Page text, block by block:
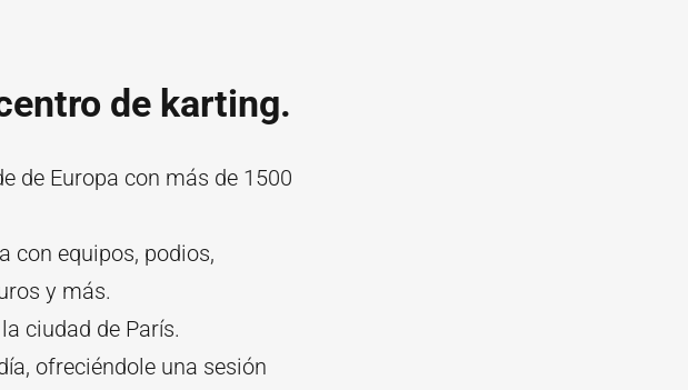
de karting.
de Europa con más de 1500
con equipos, podios,
y más.
ciudad de París.
ofreciéndole una sesión